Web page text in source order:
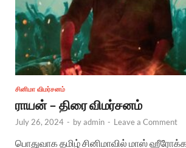
சினிமா விமர்சனம்
ராயன் – திரை விமர்சனம்
July 26, 2024 - byadmin - Leave a Comment
பொதுவாக தமிழ் சினிமாவில் மாஸ்